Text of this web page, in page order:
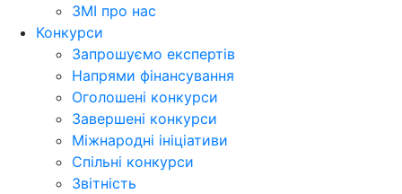
ЗМІ про нас
Конкурси
Запрошуємо експертів
Напрями фінансування
Оголошені конкурси
Завершені конкурси
Міжнародні ініціативи
Спільні конкурси
Звітність